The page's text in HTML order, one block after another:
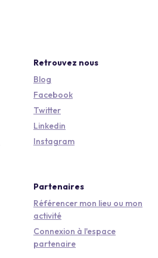
Retrouvez nous
Blog
Facebook
Twitter
Linkedin
Instagram
Partenaires
Référencer mon lieu ou mon
activité
Connexion à l'espace
partenaire